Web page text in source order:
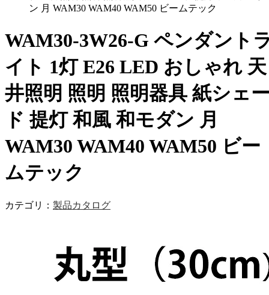
ン 月 WAM30 WAM40 WAM50 ビームテック
WAM30-3W26-G ペンダント
イト 1灯 E26 LED おしゃれ 天
井照明 照明 照明器具 紙シェ
ド 提灯 和風 和モダン 月
WAM30 WAM40 WAM50 ビー
ムテック
カテゴリ： 製品カタログ